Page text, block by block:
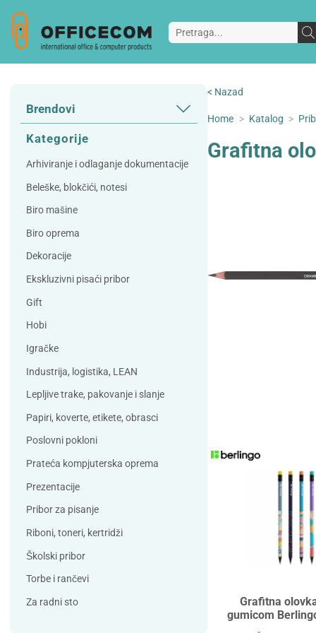
Brendovi
3L
A Plus
Accessories
AD
Alco
Artoz
Bene
Bordlite
Carand'ache
Cleanrange
Debatin
Duracell
ELBA
Eleven
Elix Clean
Falken
Flieger
Fun Range
Han
Herma
HJP
Horse
Info Notes
Kategorije
Arhiviranje i odlaganje dokumentacije
Beleške, blokčići, notesi
Biro mašine
Biro oprema
Dekoracije
Ekskluzivni pisaći pribor
Gift
Hobi
Igračke
Industrija, logistika, LEAN
Lepljive trake, pakovanje i slanje
Papiri, koverte, etikete, obrasci
Poslovni pokloni
Prateća kompjuterska oprema
Prezentacije
Pribor za pisanje
Riboni, toneri, kertridži
Školski pribor
Torbe i rančevi
Za radni sto
< Nazad
Home > Katalog >
Grafitna
Grafitna
gumicom